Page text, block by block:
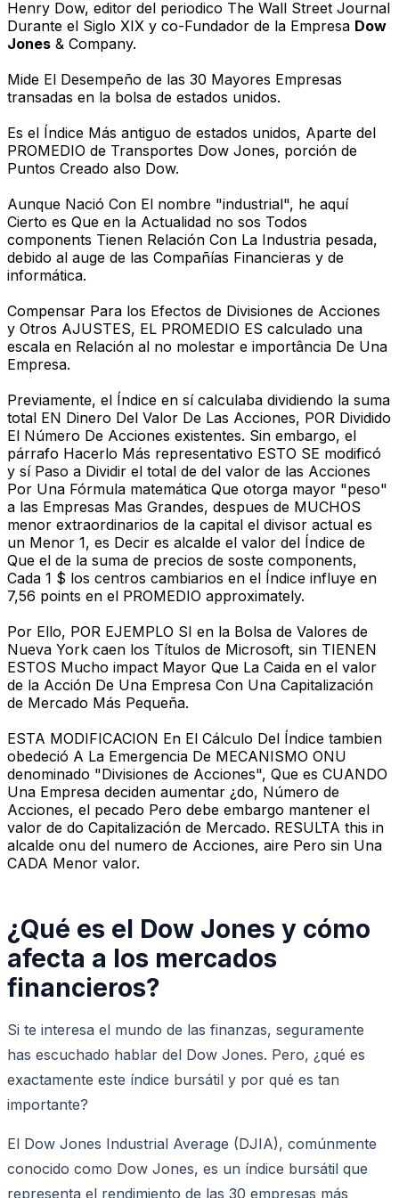
Henry Dow, editor del periodico The Wall Street Journal
Durante el Siglo XIX y co-Fundador de la Empresa Dow
Jones & Company.
Mide El Desempeño de las 30 Mayores Empresas
transadas en la bolsa de estados unidos.
Es el Índice Más antiguo de estados unidos, Aparte del
PROMEDIO de Transportes Dow Jones, porción de
Puntos Creado also Dow.
Aunque Nació Con El nombre "industrial", he aquí
Cierto es Que en la Actualidad no sos Todos
components Tienen Relación Con La Industria pesada,
debido al auge de las Compañías Financieras y de
informática.
Compensar Para los Efectos de Divisiones de Acciones
y Otros AJUSTES, EL PROMEDIO ES calculado una
escala en Relación al no molestar e importância De Una
Empresa.
Previamente, el Índice en sí calculaba dividiendo la suma
total EN Dinero Del Valor De Las Acciones, POR Dividido
El Número De Acciones existentes. Sin embargo, el
párrafo Hacerlo Más representativo ESTO SE modificó
y sí Paso a Dividir el total de del valor de las Acciones
Por Una Fórmula matemática Que otorga mayor "peso"
a las Empresas Mas Grandes, despues de MUCHOS
menor extraordinarios de la capital el divisor actual es
un Menor 1, es Decir es alcalde el valor del Índice de
Que el de la suma de precios de soste components,
Cada 1 $ los centros cambiarios en el Índice influye en
7,56 points en el PROMEDIO approximately.
Por Ello, POR EJEMPLO SI en la Bolsa de Valores de
Nueva York caen los Títulos de Microsoft, sin TIENEN
ESTOS Mucho impact Mayor Que La Caida en el valor
de la Acción De Una Empresa Con Una Capitalización
de Mercado Más Pequeña.
ESTA MODIFICACION En El Cálculo Del Índice tambien
obedeció A La Emergencia De MECANISMO ONU
denominado "Divisiones de Acciones", Que es CUANDO
Una Empresa deciden aumentar ¿do, Número de
Acciones, el pecado Pero debe embargo mantener el
valor de do Capitalización de Mercado. RESULTA this in
alcalde onu del numero de Acciones, aire Pero sin Una
CADA Menor valor.
¿Qué es el Dow Jones y cómo
afecta a los mercados
financieros?
Si te interesa el mundo de las finanzas, seguramente
has escuchado hablar del Dow Jones. Pero, ¿qué es
exactamente este índice bursátil y por qué es tan
importante?
El Dow Jones Industrial Average (DJIA), comúnmente
conocido como Dow Jones, es un índice bursátil que
representa el rendimiento de las 30 empresas más